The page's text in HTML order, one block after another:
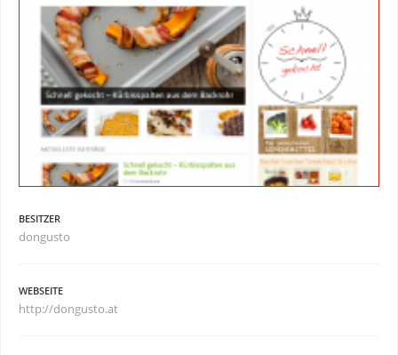
BESITZER
dongusto
WEBSEITE
http://dongusto.at